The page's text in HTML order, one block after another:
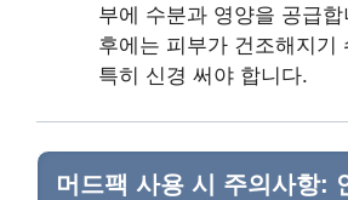
부에 수분과 영양을 공급
후에는 피부가 건조해지기
특히 신경 써야 합니다.
머드팩 사용 시 주의사항: